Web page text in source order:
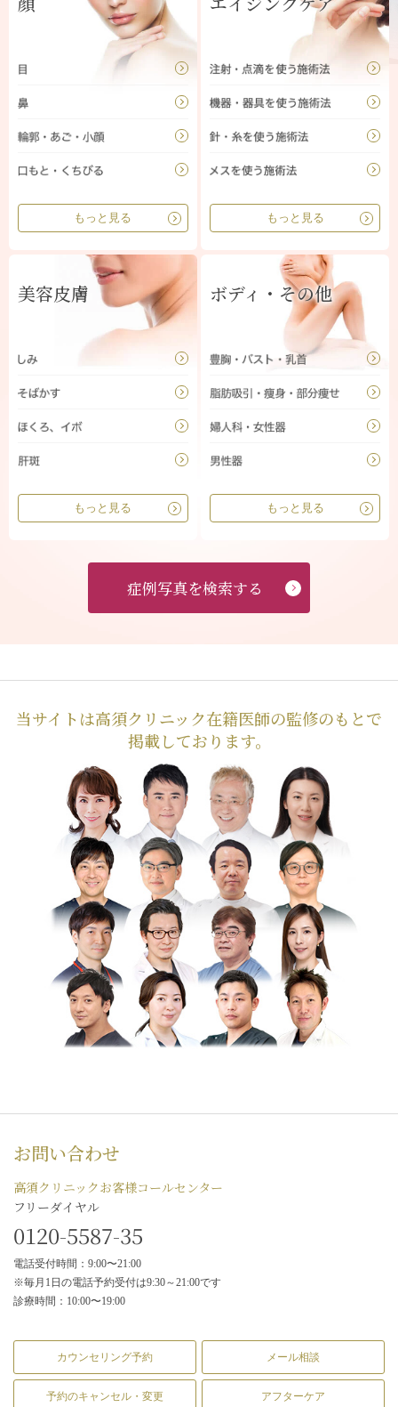
もっと見る もっと見る
美容皮膚
もっと見る
ボディ・その他
もっと見る
症例写真を検索する
当サイトは高須クリニック在籍医師の監修のもとで
掲載しております。
お問い合わせ
高須クリニックお客様コールセンター
フリーダイヤル
0120-5587-35
電話受付時間：9:00〜21:00
※毎月1日の電話予約受付は9:30～21:00です
診療時間：10:00〜19:00
カウンセリング予約 メール相談
予約のキャンセル・変更 アフターケア